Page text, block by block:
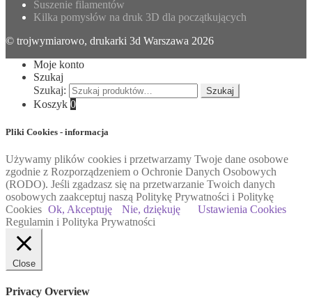
Suszenie filamentów
Kilka pomysłów na druk 3D dla początkujących
© trojwymiarowo, drukarki 3d Warszawa 2026
Moje konto
Szukaj
Szukaj:
Szukaj
Koszyk 0
Pliki Cookies - informacja
Używamy plików cookies i przetwarzamy Twoje dane osobowe
zgodnie z Rozporządzeniem o Ochronie Danych Osobowych
(RODO). Jeśli zgadzasz się na przetwarzanie Twoich danych
osobowych zaakceptuj naszą Politykę Prywatności i Politykę
Cookies Ok, Akceptuję Nie, dziękuję
Ustawienia Cookies
Regulamin i Polityka Prywatności
Close
Privacy Overview